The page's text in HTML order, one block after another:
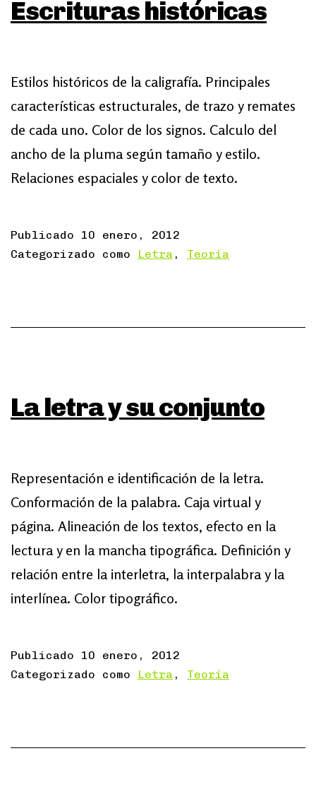
Escrituras históricas
Estilos históricos de la caligrafía. Principales
características estructurales, de trazo y remates
de cada uno. Color de los signos. Calculo del
ancho de la pluma según tamaño y estilo.
Relaciones espaciales y color de texto.
Publicado 10 enero, 2012
Categorizado como
Letra , Teoría
La letra y su conjunto
Representación e identificación de la letra.
Conformación de la palabra. Caja virtual y
página. Alineación de los textos, efecto en la
lectura y en la mancha tipográfica. Definición y
relación entre la interletra, la interpalabra y la
interlínea. Color tipográfico.
Publicado 10 enero, 2012
Categorizado como
Letra , Teoría